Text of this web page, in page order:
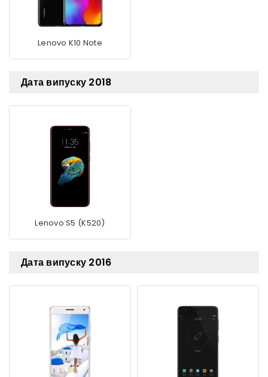
Lenovo K10 Note
Дата випуску 2018
Lenovo S5 (K520)
Дата випуску 2016